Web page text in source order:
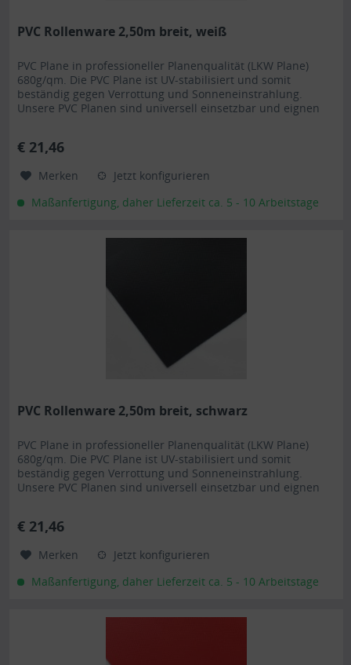
PVC Rollenware 2,50m breit, weiß
PVC Plane in professioneller Planenqualität (LKW Plane)
680g/qm. Die PVC Plane ist UV-stabilisiert und somit
beständig gegen Verrottung und Sonneneinstrahlung.
Unsere PVC Planen sind universell einsetzbar und eignen
Ihren Anhänger. Gerne erstellen wir Ihnen auch ein...
€ 21,46
Merken
Jetzt konfigurieren
Maßanfertigung, daher Lieferzeit ca. 5 - 10 Arbeitstage
PVC Rollenware 2,50m breit, schwarz
PVC Plane in professioneller Planenqualität (LKW Plane)
680g/qm. Die PVC Plane ist UV-stabilisiert und somit
beständig gegen Verrottung und Sonneneinstrahlung.
Unsere PVC Planen sind universell einsetzbar und eignen
Ihren Anhänger. Gerne erstellen wir Ihnen auch ein...
€ 21,46
Merken
Jetzt konfigurieren
Maßanfertigung, daher Lieferzeit ca. 5 - 10 Arbeitstage